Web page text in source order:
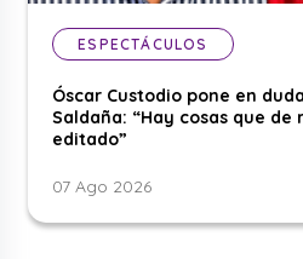
ESPECTÁCULOS
Óscar Custodio pone en
Saldaña: “Hay cosas que de
editado”
07 Ago 2026